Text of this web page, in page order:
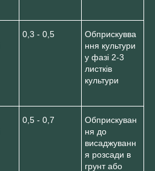
0,3 - 0,5
Обприскувва
ння культури
у фазі 2-3
листків
культури
0,5 - 0,7
Обприскуван
ня до
висаджуванн
я розсади в
грунт або